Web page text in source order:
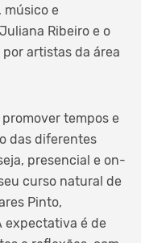
músico e
Ribeiro e o
artistas da área
tempos e
das diferentes
presencial e on-
curso natural de
Pinto,
expectativa é de